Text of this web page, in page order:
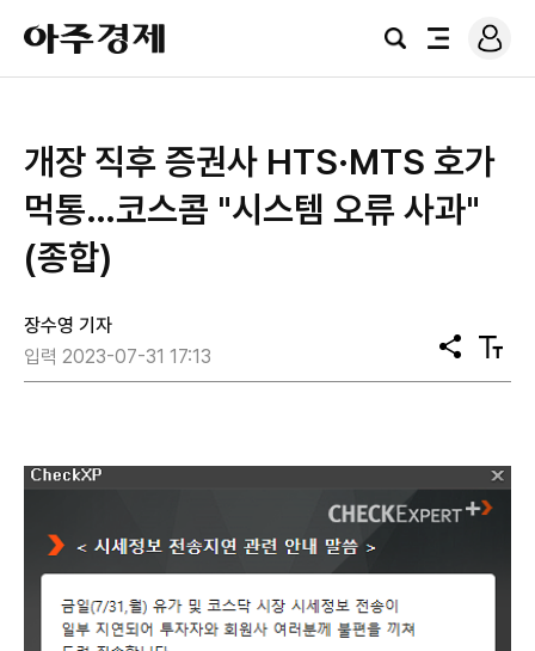
아
주
경
검
전
로
그
개장 직후 증권사 HTS·MTS 호가
먹통…코스콤 "시스템 오류 사과"
(종합)
장수영 기자
입력 2023-07-31 17:13
공
유
텍
스